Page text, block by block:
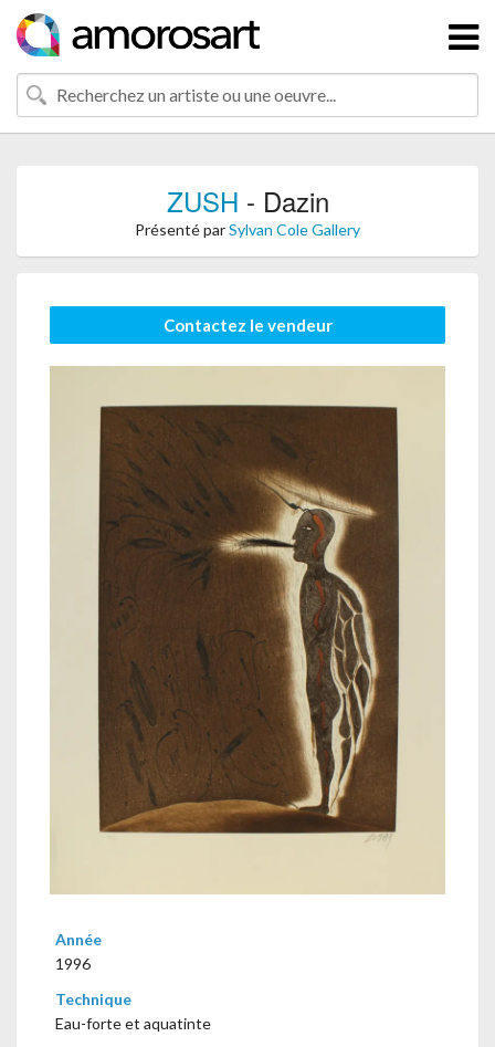
ZUSH - Dazin
Présenté parSylvan Cole Gallery
Contactez le vendeur
Année
1996
Technique
Eau-forte et aquatinte